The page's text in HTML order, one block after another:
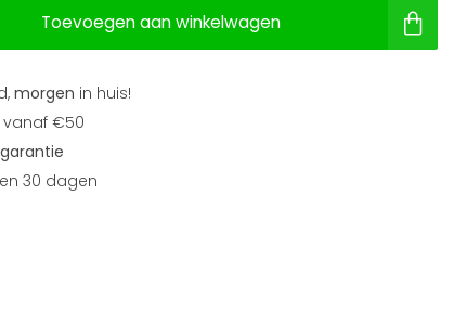
Toevoegen aan winkelwagen
morgen in huis!
vanaf €50
30 dagen